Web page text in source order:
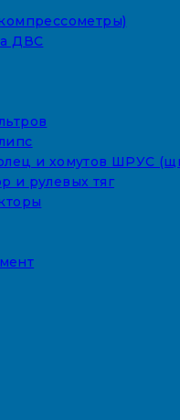
ДВС
и хомутов ШРУС
и рулевых тяг